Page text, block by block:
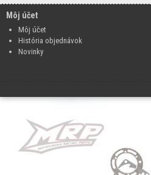
Môj účet
Môj účet
História objednávok
Novinky